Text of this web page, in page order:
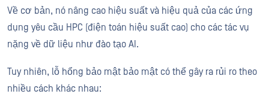
Về cơ bản, nó nâng cao hiệu suất và hiệu quả của các ứng
dụng yêu cầu HPC (điện toán hiệu suất cao) cho các tác vụ
nặng về dữ liệu như đào tạo AI.
Tuy nhiên, lỗ hổng bảo mật bảo mật có thể gây ra rủi ro theo
nhiều cách khác nhau: